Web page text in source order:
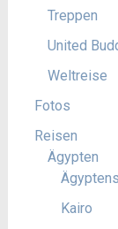
Treppen
United
Weltreise
Fotos
Reisen
Ägypten
Kairo